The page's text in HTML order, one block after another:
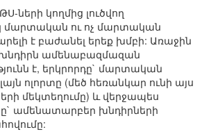
ների կողմից լուծվող
ու ոչ մարտական
է բաժանել երեք խմբի: Առաջին
ամենաբազմազան
է, երկրորդը` մարտական
ոլորտը (մեծ հեռանկար ունի այս
մեկտեղումը) և վերջապես
ամենատարբեր խնդիրների